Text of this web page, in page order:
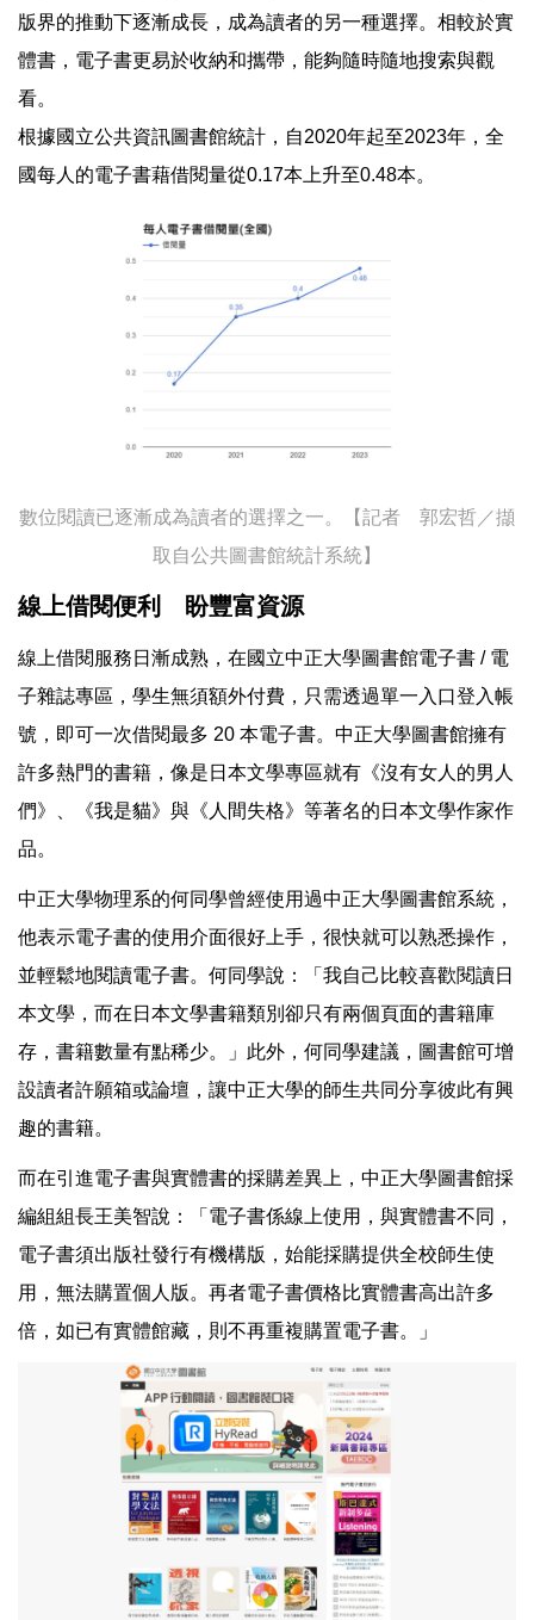
版界的推動下逐漸成長，成為讀者的另一種選擇。相較於實
體書，電子書更易於收納和攜帶，能夠隨時隨地搜索與觀
看。
根據國立公共資訊圖書館統計，自2020年起至2023年，全
國每人的電子書藉借閱量從0.17本上升至0.48本。
數位閱讀已逐漸成為讀者的選擇之一。【記者 郭宏哲／擷
取自公共圖書館統計系統】
線上借閱便利 盼豐富資源
線上借閱服務日漸成熟，在國立中正大學圖書館電子書 / 電
子雜誌專區，學生無須額外付費，只需透過單一入口登入帳
號，即可一次借閱最多 20 本電子書。中正大學圖書館擁有
許多熱門的書籍，像是日本文學專區就有《沒有女人的男人
們》、《我是貓》與《人間失格》等著名的日本文學作家作
品。
中正大學物理系的何同學曾經使用過中正大學圖書館系統，
他表示電子書的使用介面很好上手，很快就可以熟悉操作，
並輕鬆地閱讀電子書。何同學說：「我自己比較喜歡閱讀日
本文學，而在日本文學書籍類別卻只有兩個頁面的書籍庫
存，書籍數量有點稀少。」此外，何同學建議，圖書館可增
設讀者許願箱或論壇，讓中正大學的師生共同分享彼此有興
趣的書籍。
而在引進電子書與實體書的採購差異上，中正大學圖書館採
編組組長王美智說：「電子書係線上使用，與實體書不同，
電子書須出版社發行有機構版，始能採購提供全校師生使
用，無法購置個人版。再者電子書價格比實體書高出許多
倍，如已有實體館藏，則不再重複購置電子書。」